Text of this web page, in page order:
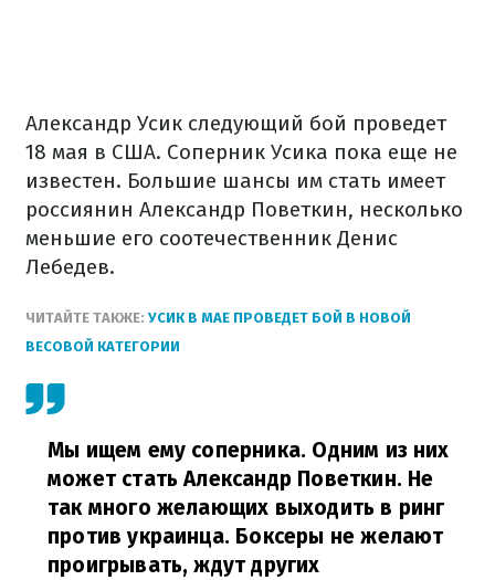
Александр Усик следующий бой проведет
18 мая в США. Соперник Усика пока еще не
известен. Большие шансы им стать имеет
россиянин Александр Поветкин, несколько
меньшие его соотечественник Денис
Лебедев.
ЧИТАЙТЕ ТАКЖЕ: УСИК В МАЕ ПРОВЕДЕТ БОЙ В НОВОЙ
ВЕСОВОЙ КАТЕГОРИИ
Мы ищем ему соперника. Одним из них
может стать Александр Поветкин. Не
так много желающих выходить в ринг
против украинца. Боксеры не желают
проигрывать, ждут других